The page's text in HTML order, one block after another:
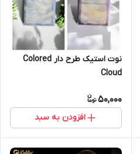
نوت استیک طرح دار Colored
Cloud
50,000
افزودن به سبد